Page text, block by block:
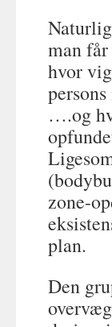
man
hvor
….og
zone-
plan.
Den